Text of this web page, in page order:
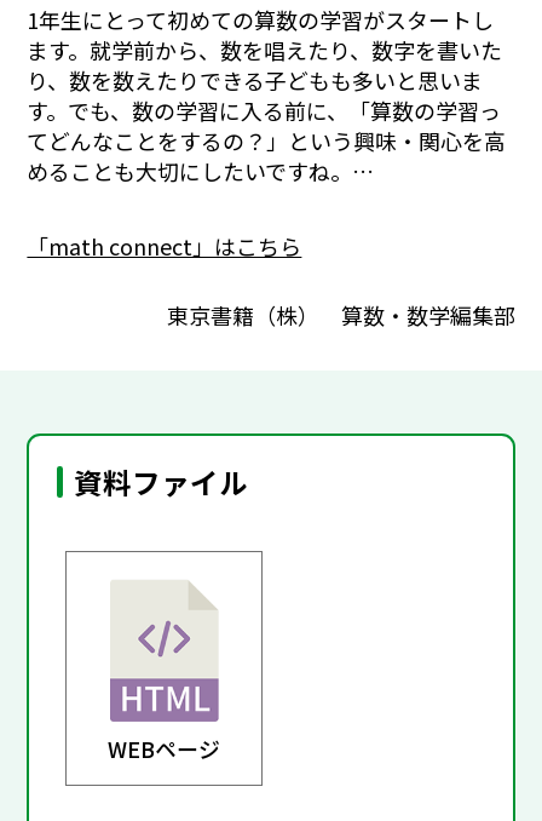
1年生にとって初めての算数の学習がスタートし
ます。就学前から、数を唱えたり、数字を書いた
り、数を数えたりできる子どもも多いと思いま
す。でも、数の学習に入る前に、「算数の学習っ
てどんなことをするの？」という興味・関心を高
めることも大切にしたいですね。…
「math connect」はこちら
東京書籍（株） 算数・数学編集部
資料ファイル
WEBページ